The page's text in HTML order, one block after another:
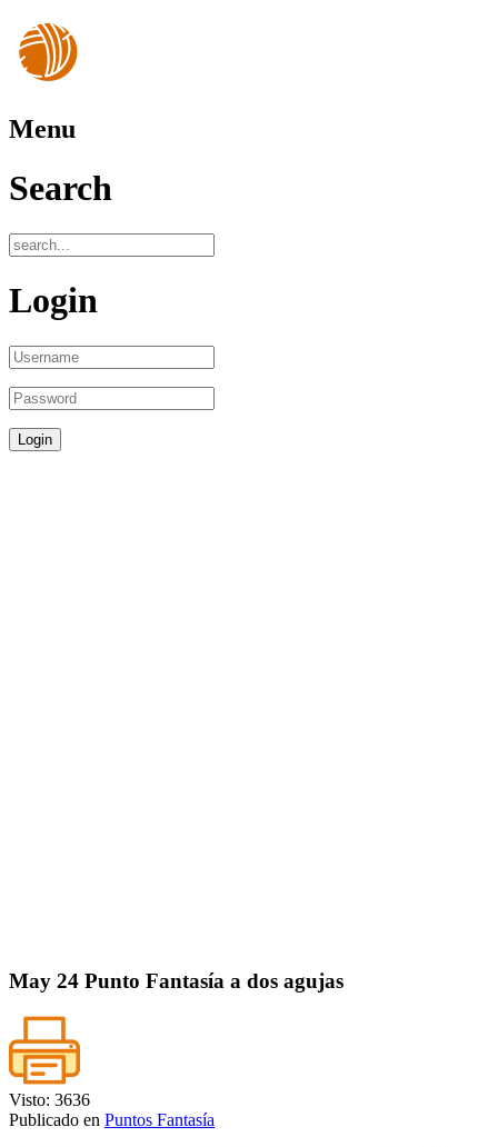
Menu
Search
Login
May 24 Punto Fantasía a dos agujas
Visto: 3636
Publicado en Puntos Fantasía